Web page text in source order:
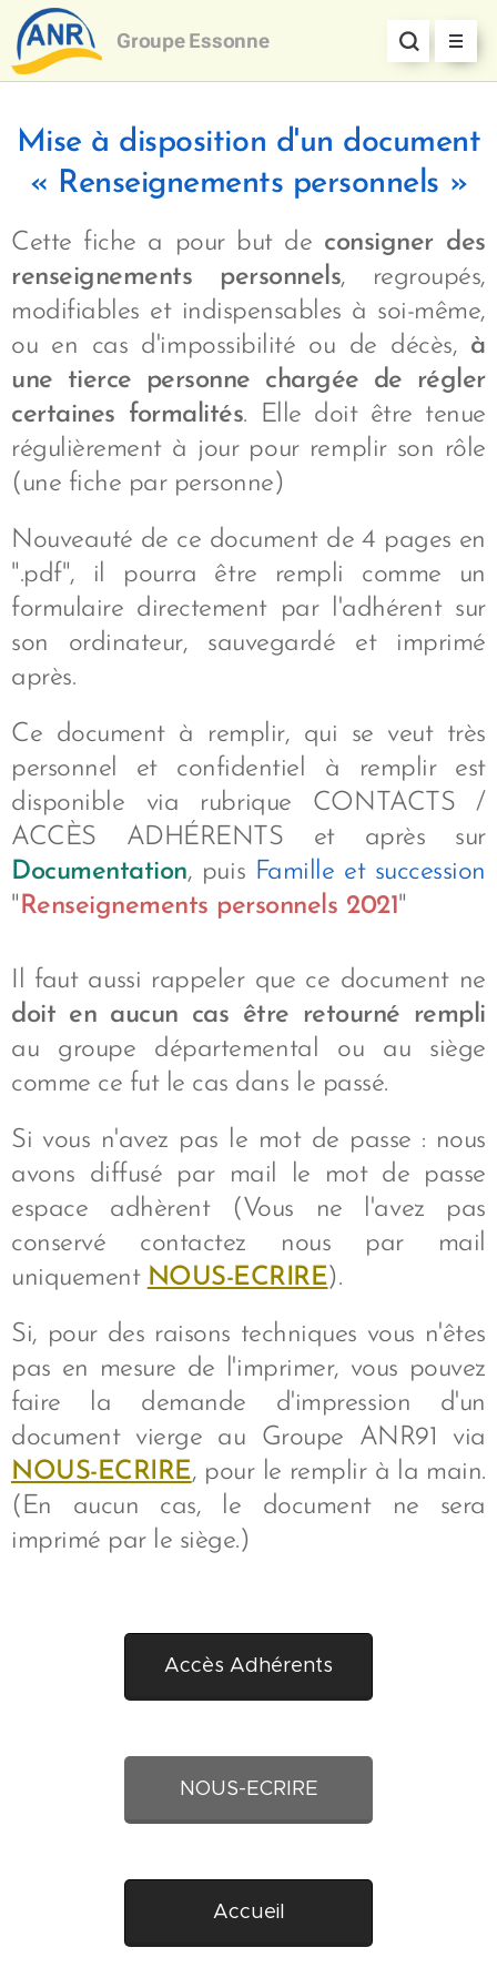
GroupeEssonne
Mise à disposition d'un document
« Renseignements personnels »
Cette fiche a pour but de consigner des
renseignements personnels, regroupés,
modifiables et indispensables à soi-même,
ou en cas d'impossibilité ou de décès, à
une tierce personne chargée de régler
certaines formalités. Elle doit être tenue
régulièrement à jour pour remplir son rôle
(une fiche par personne)
Nouveauté de ce document de 4 pages en
".pdf", il pourra être rempli comme un
formulaire directement par l'adhérent sur
son ordinateur, sauvegardé et imprimé
après.
Ce document à remplir, qui se veut très
personnel et confidentiel à remplir est
disponible via rubrique CONTACTS /
ACCÈS ADHÉRENTS et après sur
Documentation, puis Famille et succession
"Renseignements personnels 2021"
Il faut aussi rappeler que ce document ne
doit en aucun cas être retourné rempli
au groupe départemental ou au siège
comme ce fut le cas dans le passé.
Si vous n'avez pas le mot de passe : nous
avons diffusé par mail le mot de passe
espace adhèrent (Vous ne l'avez pas
conservé contactez nous par mail
uniquement NOUS-ECRIRE).
Si, pour des raisons techniques vous n'êtes
pas en mesure de l'imprimer, vous pouvez
faire la demande d'impression d'un
document vierge au Groupe ANR91 via
NOUS-ECRIRE, pour le remplir à la main.
(En aucun cas, le document ne sera
imprimé par le siège.)
Accès Adhérents
NOUS-ECRIRE
Accueil